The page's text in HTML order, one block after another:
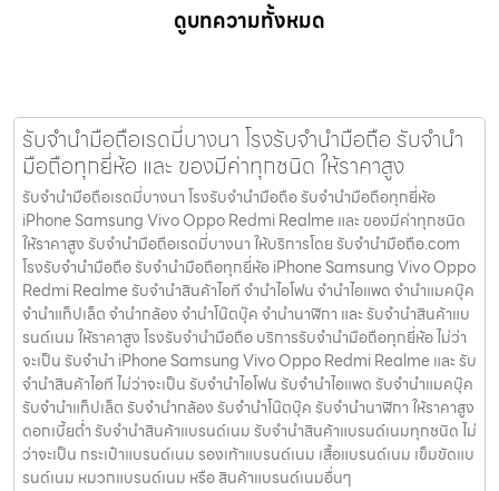
ดูบทความทั้งหมด
รับจำนำมือถือเรดมี่บางนา โรงรับจำนำมือถือ รับจำนำ
มือถือทุกยี่ห้อ และ ของมีค่าทุกชนิด ให้ราคาสูง
รับจำนำมือถือเรดมี่บางนา โรงรับจำนำมือถือ รับจำนำมือถือทุกยี่ห้อ
iPhone Samsung Vivo Oppo Redmi Realme และ ของมีค่าทุกชนิด
ให้ราคาสูง รับจำนำมือถือเรดมี่บางนา ให้บริการโดย รับจํานํามือถือ.com
โรงรับจำนำมือถือ รับจำนำมือถือทุกยี่ห้อ iPhone Samsung Vivo Oppo
Redmi Realme รับจำนำสินค้าไอที จำนำไอโฟน จำนำไอแพด จำนำแมคบุ๊ค
จำนำแท็ปเล็ต จำนำกล้อง จำนำโน๊ตบุ๊ค จำนำนาฬิกา และ รับจำนำสินค้าแบ
รนด์เนม ให้ราคาสูง โรงรับจำนำมือถือ บริการรับจำนำมือถือทุกยี่ห้อ ไม่ว่า
จะเป็น รับจำนำ iPhone Samsung Vivo Oppo Redmi Realme และ รับ
จำนำสินค้าไอที ไม่ว่าจะเป็น รับจำนำไอโฟน รับจำนำไอแพด รับจำนำแมคบุ๊ค
รับจำนำแท็ปเล็ต รับจำนำกล้อง รับจำนำโน๊ตบุ๊ค รับจำนำนาฬิกา ให้ราคาสูง
ดอกเบี้ยต่ำ รับจำนำสินค้าแบรนด์เนม รับจำนำสินค้าแบรนด์เนมทุกชนิด ไม่
ว่าจะเป็น กระเป๋าแบรนด์เนม รองเท้าแบรนด์เนม เสื้อแบรนด์เนม เข็มขัดแบ
รนด์เนม หมวกแบรนด์เนม หรือ สินค้าแบรนด์เนมอื่นๆ